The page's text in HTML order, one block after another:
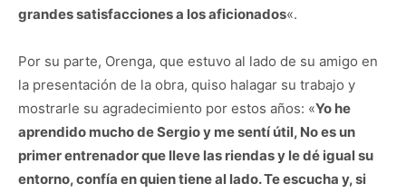
grandes satisfacciones a los aficionados«.
Por su parte, Orenga, que estuvo al lado de su amigo en
la presentación de la obra, quiso halagar su trabajo y
mostrarle su agradecimiento por estos años: «Yo he
aprendido mucho de Sergio y me sentí útil, No es un
primer entrenador que lleve las riendas y le dé igual su
entorno, confía en quien tiene al lado. Te escucha y, si